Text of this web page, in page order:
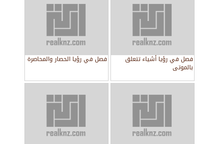
فصل في رؤيا أشياء تتعلق
بالموتى
فصل في رؤيا الحصار والمحاصرة